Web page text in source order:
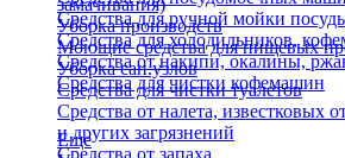
Средства для ручной мойки
Средства для холодильников,
Средства от накипи, окалины,
Средства для чистки кофемашин
замачивания)
Уборка производств
Моющие средства для пищевых
Уборка сан.узлов
Средства для чистки туалетов
Средства от налета, известковых
и других загрязнений
Средства от запаха
Еще